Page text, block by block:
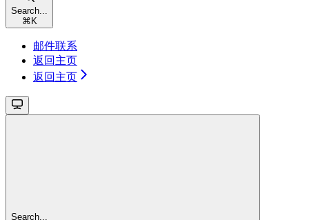
Search...
⌘ K
邮件联系
返回主页
返回主页
Search...